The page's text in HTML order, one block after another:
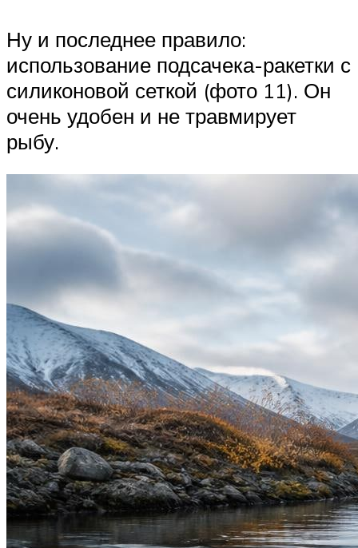
Ну и последнее правило:
использование подсачека-ракетки с
силиконовой сеткой (фото 11). Он
очень удобен и не травмирует
рыбу.